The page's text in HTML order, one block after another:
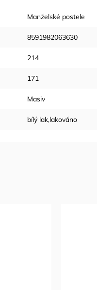
Manželské postele
8591982063630
214
171
Masiv
bílý lak,lakováno